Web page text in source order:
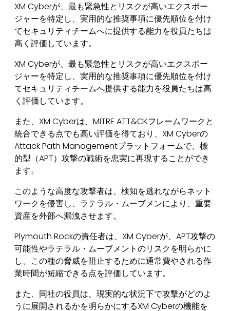
XM Cyberが、最も緊急性とリスクが高いエクスポー
ジャーを特定し、実用的な推奨事項に優先順位を付け
てセキュリティチームへに提供する能力を役員たちは
高く評価しています。
XM Cyberが、最も緊急性とリスクが高いエクスポー
ジャーを特定し、実用的な推奨事項に優先順位を付け
てセキュリティチームへ提供する能力を役員たちは高
く評価しています。
また、XM Cyberは、MITRE ATT&CKフレームワークと
統合できる点でも高い評価を得ており、XM Cyberの
Attack Path Managementプラットフォームで、標
的型（APT）攻撃の戦術を忠実に再現することができ
ます。
このような高度な攻撃者は、検知を逃れながらネット
ワークを侵害し、ラテラル・ムーブメンにより、重要
資産を外部へ漏洩させます。
Plymouth Rockの責任者は、XM Cyberが、APT攻撃の
可能性やラテラル・ムーブメントのリスクを明らかに
し、この種の脅威を阻止するために通常費やされる作
業時間が短縮できる点を評価しています。
また、同社の役員は、現実的な状況下で攻撃がどのよ
うに展開されるかを明らかにするXM Cyberの機能を